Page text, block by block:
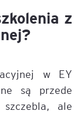
z
w EY
są przede
szczebla, ale